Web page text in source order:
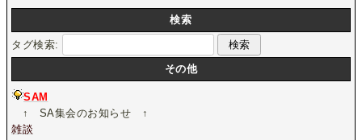
検索
タグ検索:
その他
SAM
↑ SA集会のお知らせ ↑
雑談